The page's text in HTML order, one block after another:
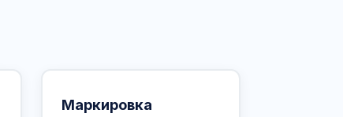
Маркировка